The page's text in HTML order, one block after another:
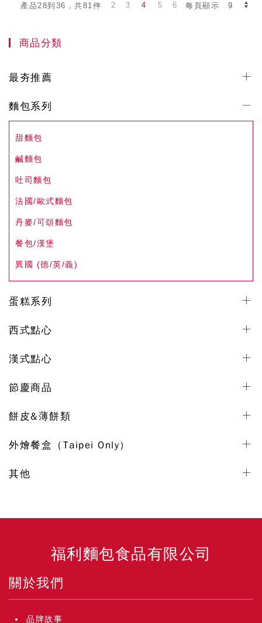
產品28到36，共81件 每頁顯示
2 3 4 5 6
商品分類
最夯推薦
麵包系列
甜麵包
鹹麵包
吐司麵包
法國/歐式麵包
丹麥/可頌麵包
餐包/漢堡
異國 (德/英/義)
蛋糕系列
西式點心
漢式點心
節慶商品
餅皮&薄餅類
外燴餐盒（Taipei Only）
其他
福利麵包食品有限公司
關於我們
品牌故事